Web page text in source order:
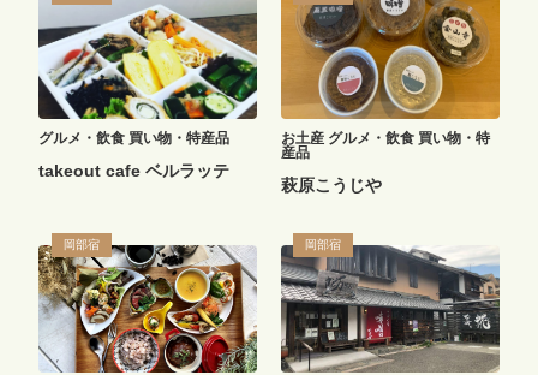
グルメ・飲食 買い物・特産品
takeout cafe ベルラッテ
お土産 グルメ・飲食 買い物・特
産品
萩原こうじや
岡部宿 岡部宿